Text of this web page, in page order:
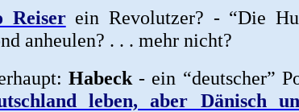
Reiserein Revolutzer? - “Die
anheulen? . . . mehr nicht?
Habeck - ein “deutscher”
leben, aber Dänisch